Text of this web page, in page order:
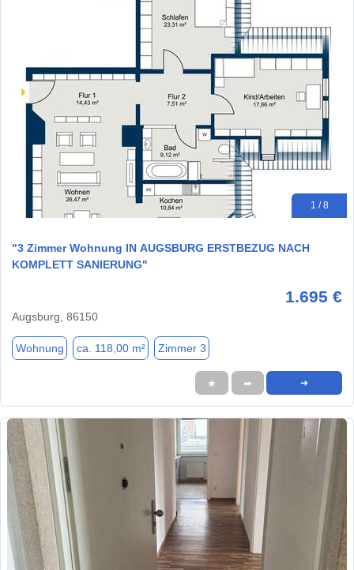
1 / 8
"3 Zimmer Wohnung IN AUGSBURG ERSTBEZUG NACH
KOMPLETT SANIERUNG"
1.695 €
Augsburg, 86150
Wohnung ca. 118,00 m² Zimmer 3
★ ➦ ➜